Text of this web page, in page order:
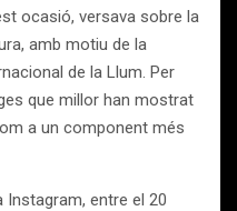
ocasió, versava sobre la
amb motiu de la
de la Llum. Per
que millor han mostrat
a un component més
entre el 20